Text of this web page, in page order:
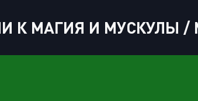
МАГИЯ И МУСКУЛЫ /